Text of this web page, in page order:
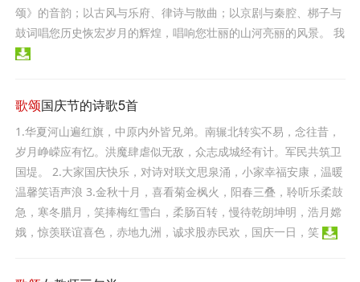
颂》的音韵；以古风与乐府、律诗与散曲；以京剧与秦腔、梆子与
鼓词唱您历史恢宏岁月的辉煌，唱响您壮丽的山河亮丽的风景。 我
歌颂国庆节的诗歌5首
1.华夏河山遍红旗，中原内外皆兄弟。南辗北转实不易，念往昔，
岁月峥嵘应有忆。洪魔肆虐似无敌，众志成城经有计。军民共筑卫
国堤。 2.大家国庆快乐，对诗对联文思泉涌，小家幸福安康，温暖
温馨笑语声浪 3.金秋十月，喜看菊金枫火，阳春三叠，聆听乐柔鼓
急，寒冬腊月，笑捧梅红雪白，柔肠百转，慢待乾朗坤明，浩月嫦
娥，惊羡联谊喜色，赤地九洲，诚求股赤民欢，国庆一日，笑